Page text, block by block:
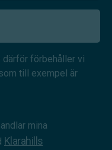
förbehåller vi
till exempel är
mina
Klarahills